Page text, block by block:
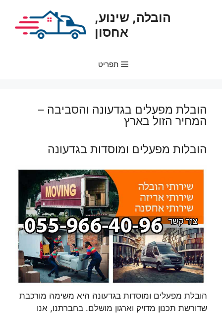
הובלה, שינוע,
אחסון
תפריט
הובלת מפעלים בגדעונה והסביבה –
המחיר הזול בארץ
הובלות מפעלים ומוסדות בגדעונה
הובלת מפעלים ומוסדות בגדעונה היא משימה מורכבת
שדורשת תכנון מדויק וארגון מושלם. בחברתנו, אנו